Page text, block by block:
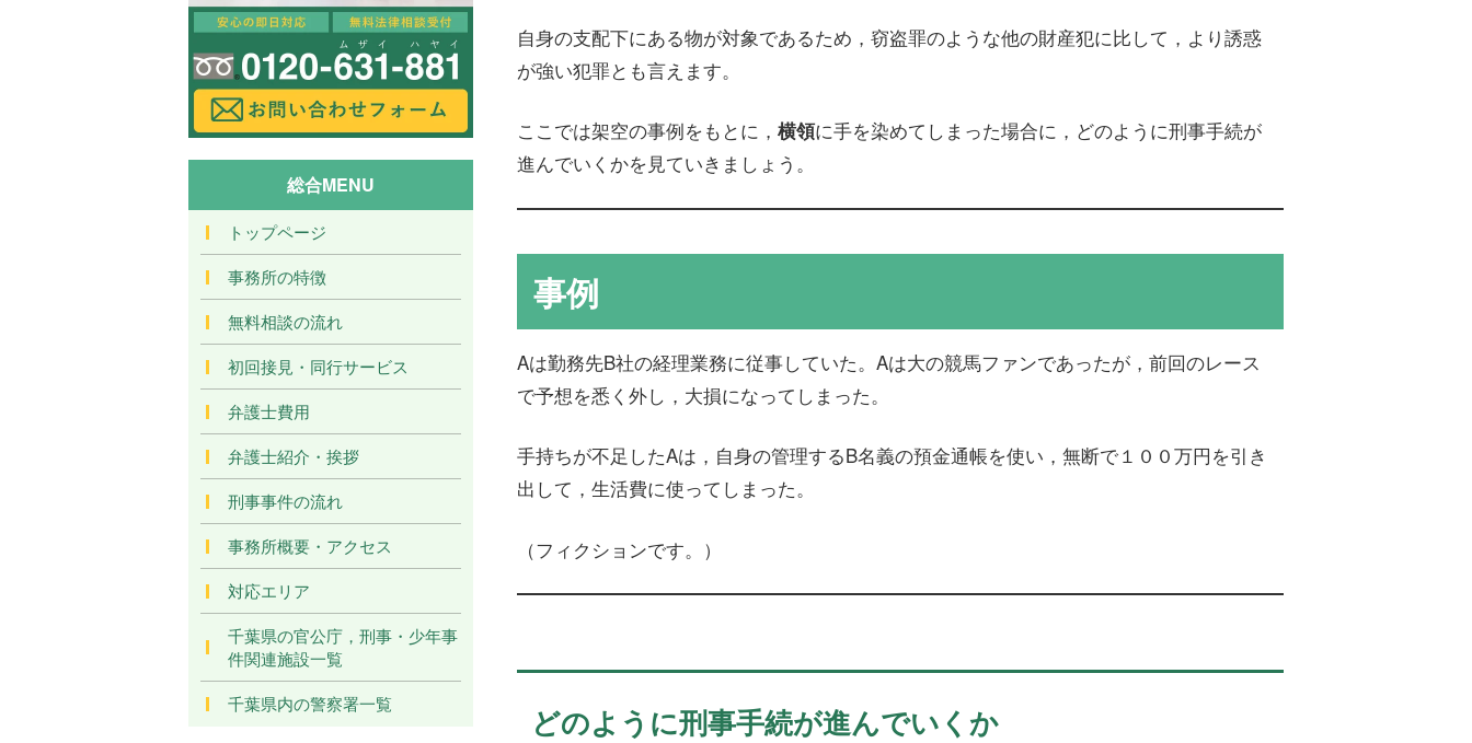
自身の支配下にある物が対象であるため，窃盗罪のような他の財産犯に比して，より誘惑
が強い犯罪とも言えます。
ここでは架空の事例をもとに， 横領に手を染めてしまった場合に，どのように刑事手続が
進んでいくかを見ていきましょう。
事例
Aは勤務先B社の経理業務に従事していた。Aは大の競馬ファンであったが，前回のレース
で予想を悉く外し，大損になってしまった。
手持ちが不足したAは，自身の管理するB名義の預金通帳を使い，無断で１００万円を引き
出して，生活費に使ってしまった。
（フィクションです。）
どのように刑事手続が進んでいくか
総合MENU
トップページ
事務所の特徴
無料相談の流れ
初回接見・同行サービス
弁護士費用
弁護士紹介・挨拶
刑事事件の流れ
事務所概要・アクセス
対応エリア
千葉県の官公庁，刑事・少年事
件関連施設一覧
千葉県内の警察署一覧